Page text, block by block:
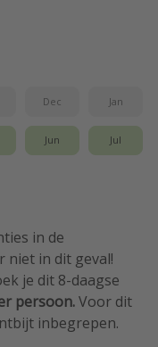
Dec Jan
Jun Jul
in de
niet in dit geval!
je dit 8-daagse
persoon.Voor dit
inbegrepen.